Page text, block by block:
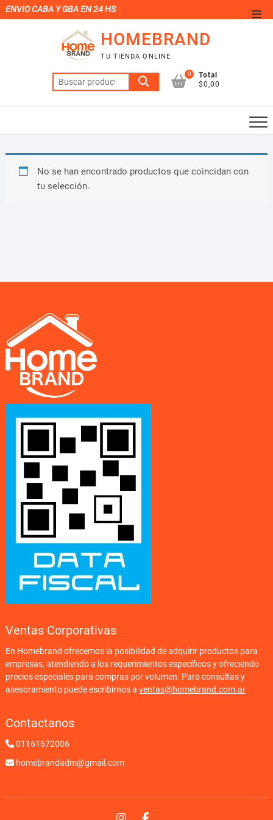
Saltar
al
ENVIO CABA Y GBA EN 24 HS
HOMEBRAND
TU TIENDA ONLINE
Buscar
por:
0
Total
$0,00
No se han encontrado productos que coincidan con
tu selección.
Ventas Corporativas
En Homebrand ofrecemos la posibilidad de adquirir productos para
empresas, atendiendo a los requerimientos específicos y ofreciendo
precios especiales para compras por volumen. Para consultas y
asesoramiento puede escribirnos a ventas@homebrand.com.ar
Contactanos
01161672006
homebrandadm@gmail.com
Instagram
Facebook